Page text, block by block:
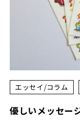
エッセイ/コラム
優しいメッセー